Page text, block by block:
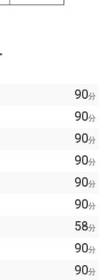
90分
90分
90分
90分
90分
90分
58分
90分
90分